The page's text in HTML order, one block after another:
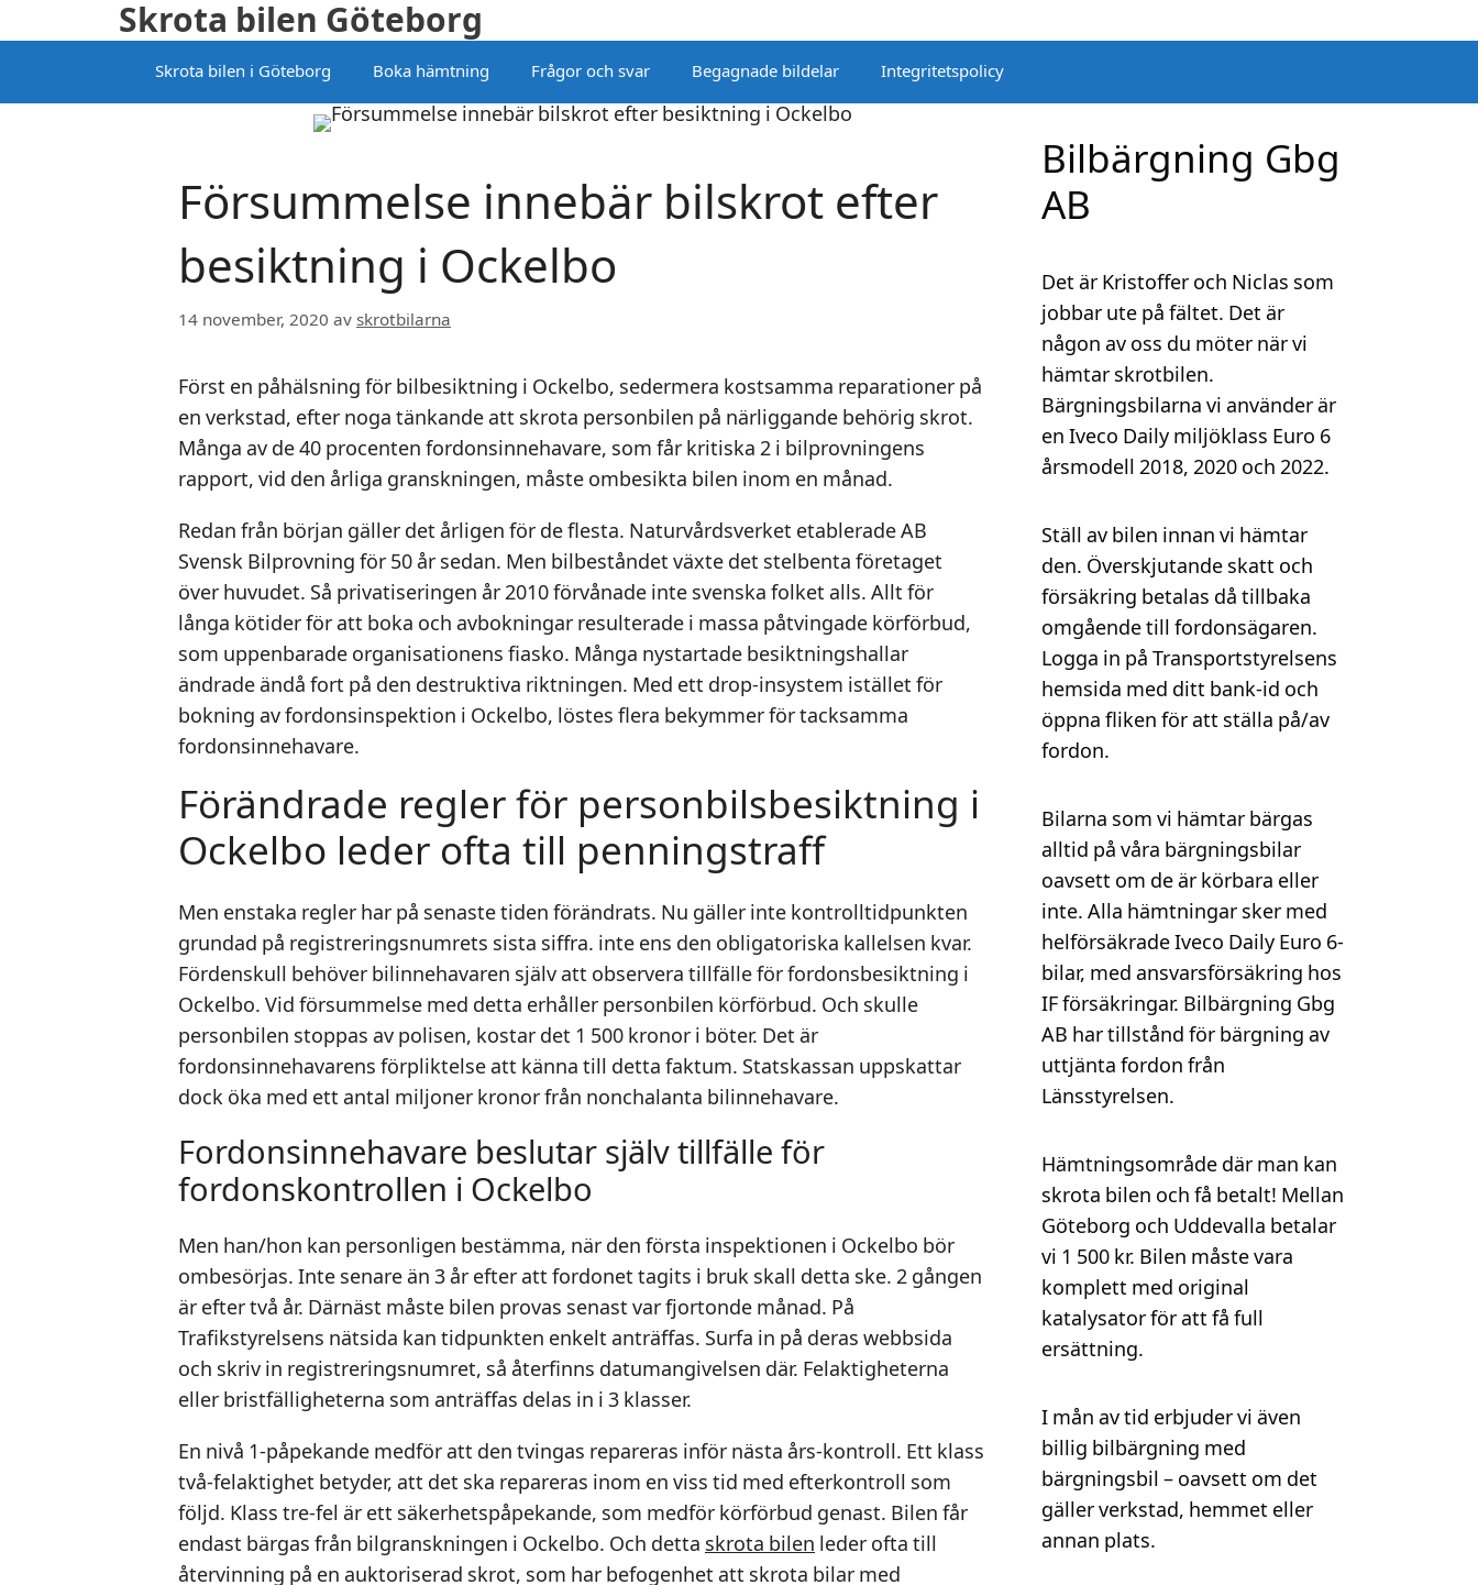
till
Skrota bilen Göteborg
Skrota bilen i Göteborg Boka hämtning Frågor och svar Begagnade bildelar Integritetspolicy
Försummelse innebär bilskrot efter
besiktning i Ockelbo
14 november, 2020 av skrotbilarna
Först en påhälsning för bilbesiktning i Ockelbo, sedermera kostsamma reparationer på
en verkstad, efter noga tänkande att skrota personbilen på närliggande behörig skrot.
Många av de 40 procenten fordonsinnehavare, som får kritiska 2 i bilprovningens
rapport, vid den årliga granskningen, måste ombesikta bilen inom en månad.
Redan från början gäller det årligen för de flesta. Naturvårdsverket etablerade AB
Svensk Bilprovning för 50 år sedan. Men bilbeståndet växte det stelbenta företaget
över huvudet. Så privatiseringen år 2010 förvånade inte svenska folket alls. Allt för
långa kötider för att boka och avbokningar resulterade i massa påtvingade körförbud,
som uppenbarade organisationens fiasko. Många nystartade besiktningshallar
ändrade ändå fort på den destruktiva riktningen. Med ett drop-insystem istället för
bokning av fordonsinspektion i Ockelbo, löstes flera bekymmer för tacksamma
fordonsinnehavare.
Förändrade regler för personbilsbesiktning i
Ockelbo leder ofta till penningstraff
Men enstaka regler har på senaste tiden förändrats. Nu gäller inte kontrolltidpunkten
grundad på registreringsnumrets sista siffra. inte ens den obligatoriska kallelsen kvar.
Fördenskull behöver bilinnehavaren själv att observera tillfälle för fordonsbesiktning i
Ockelbo. Vid försummelse med detta erhåller personbilen körförbud. Och skulle
personbilen stoppas av polisen, kostar det 1 500 kronor i böter. Det är
fordonsinnehavarens förpliktelse att känna till detta faktum. Statskassan uppskattar
dock öka med ett antal miljoner kronor från nonchalanta bilinnehavare.
Fordonsinnehavare beslutar själv tillfälle för
fordonskontrollen i Ockelbo
Men han/hon kan personligen bestämma, när den första inspektionen i Ockelbo bör
ombesörjas. Inte senare än 3 år efter att fordonet tagits i bruk skall detta ske. 2 gången
är efter två år. Därnäst måste bilen provas senast var fjortonde månad. På
Trafikstyrelsens nätsida kan tidpunkten enkelt anträffas. Surfa in på deras webbsida
och skriv in registreringsnumret, så återfinns datumangivelsen där. Felaktigheterna
eller bristfälligheterna som anträffas delas in i 3 klasser.
En nivå 1-påpekande medför att den tvingas repareras inför nästa års-kontroll. Ett klass
två-felaktighet betyder, att det ska repareras inom en viss tid med efterkontroll som
följd. Klass tre-fel är ett säkerhetspåpekande, som medför körförbud genast. Bilen får
endast bärgas från bilgranskningen i Ockelbo. Och detta skrota bilen leder ofta till
återvinning på en auktoriserad skrot, som har befogenhet att skrota bilar med
Bilbärgning Gbg
AB
Det är Kristoffer och Niclas som
jobbar ute på fältet. Det är
någon av oss du möter när vi
hämtar skrotbilen.
Bärgningsbilarna vi använder är
en Iveco Daily miljöklass Euro 6
årsmodell 2018, 2020 och 2022.
Ställ av bilen innan vi hämtar
den. Överskjutande skatt och
försäkring betalas då tillbaka
omgående till fordonsägaren.
Logga in på Transportstyrelsens
hemsida med ditt bank-id och
öppna fliken för att ställa på/av
fordon.
Bilarna som vi hämtar bärgas
alltid på våra bärgningsbilar
oavsett om de är körbara eller
inte. Alla hämtningar sker med
helförsäkrade Iveco Daily Euro 6-
bilar, med ansvarsförsäkring hos
IF försäkringar. Bilbärgning Gbg
AB har tillstånd för bärgning av
uttjänta fordon från
Länsstyrelsen.
Hämtningsområde där man kan
skrota bilen och få betalt! Mellan
Göteborg och Uddevalla betalar
vi 1 500 kr. Bilen måste vara
komplett med original
katalysator för att få full
ersättning.
I mån av tid erbjuder vi även
billig bilbärgning med
bärgningsbil – oavsett om det
gäller verkstad, hemmet eller
annan plats.